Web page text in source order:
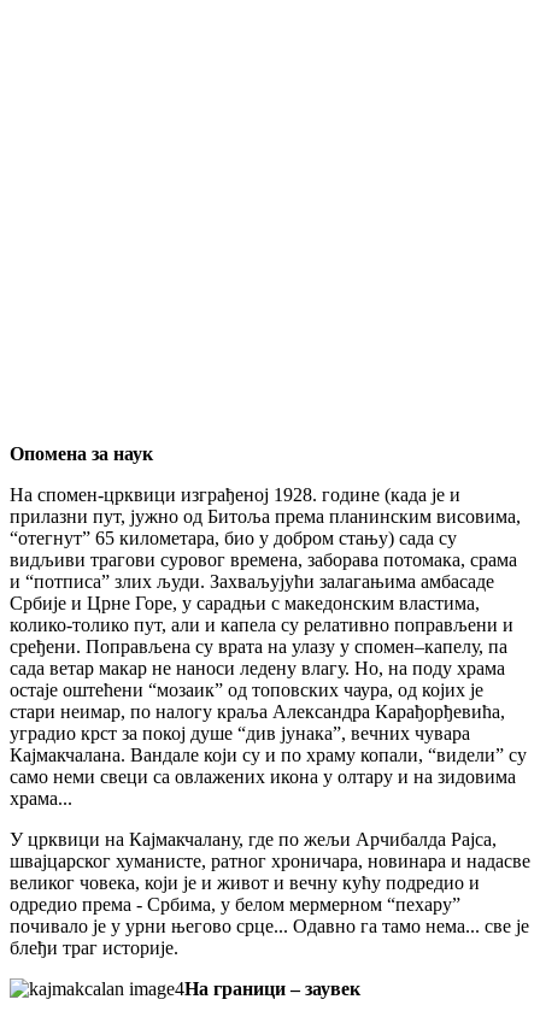
Опомена за наук
На спомен-црквици изграђеној 1928. године (када је и
прилазни пут, јужно од Битоља према планинским висовима,
“отегнут” 65 километара, био у добром стању) сада су
видљиви трагови суровог времена, заборава потомака, срама
и “потписа” злих људи. Захваљујући залагањима амбасаде
Србије и Црне Горе, у сарадњи с македонским властима,
колико-толико пут, али и капела су релативно поправљени и
сређени. Поправљена су врата на улазу у спомен–капелу, па
сада ветар макар не наноси ледену влагу. Но, на поду храма
остаје оштећени “мозаик” од топовских чаура, од којих је
стари неимар, по налогу краља Александра Карађорђевића,
уградио крст за покој душе “див јунака”, вечних чувара
Кајмакчалана. Вандале који су и по храму копали, “видели” су
само неми свеци са овлажених икона у олтару и на зидовима
храма...
У црквици на Кајмакчалану, где по жељи Арчибалда Рајса,
швајцарског хуманисте, ратног хроничара, новинара и надасве
великог човека, који је и живот и вечну кућу подредио и
одредио према - Србима, у белом мермерном “пехару”
почивало је у урни његово срце... Одавно га тамо нема... све је
блеђи траг историје.
На граници – заувек